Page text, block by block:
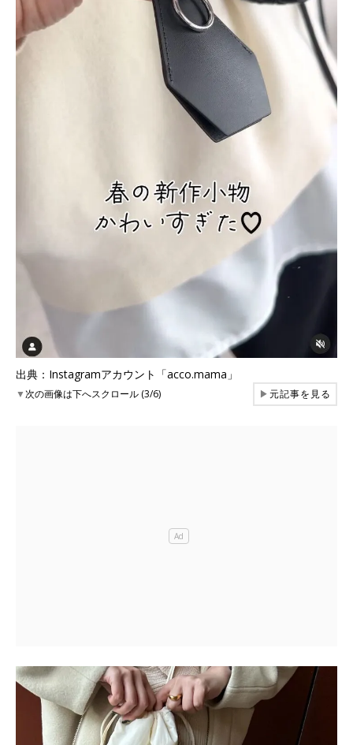
出典：Instagramアカウント「acco.mama」
▼次の画像は下へスクロール (3/6) ▶元記事を見る